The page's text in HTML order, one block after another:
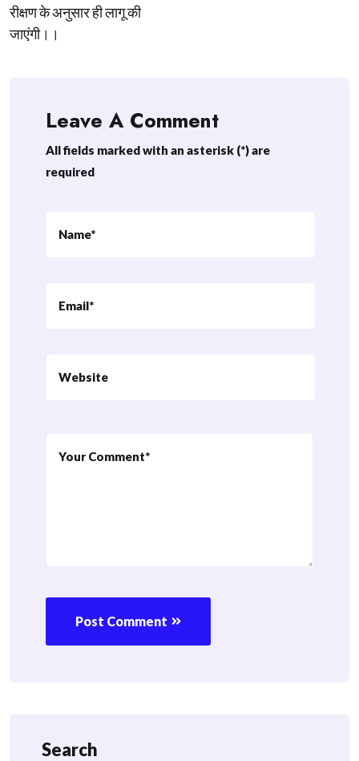
रीक्षण के अनुसार ही लागू की
जाएंगी।।
Leave A Comment
All fields marked with an asterisk (*) are
required
Post Comment
Search